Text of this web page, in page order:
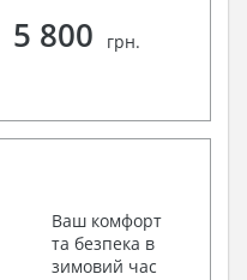
5 800 грн.
Ваш комфорт
та безпека в
зимовий час